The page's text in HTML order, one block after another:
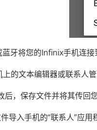
牙将您的Infinix手机连接
的文本编辑器或联系人
后，保存文件并将其传回
导入手机的“联系人”应用